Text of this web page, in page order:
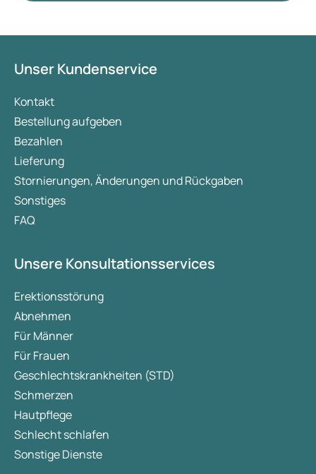
Unser Kundenservice
Kontakt
Bestellung aufgeben
Bezahlen
Lieferung
Stornierungen, Änderungen und Rückgaben
Sonstiges
FAQ
Unsere Konsultationsservices
Erektionsstörung
Abnehmen
Für Männer
Für Frauen
Geschlechtskrankheiten (STD)
Schmerzen
Hautpflege
Schlecht schlafen
Sonstige Dienste